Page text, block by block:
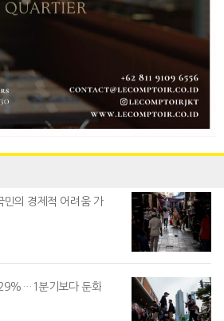
민의 경제적 어려움 가
분기보다 둔화